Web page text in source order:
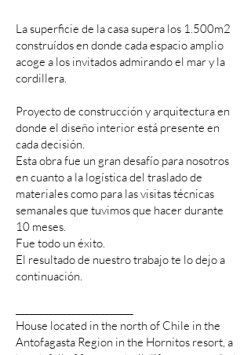
La superficie de la casa supera los 1.500m2
construídos en donde cada espacio amplio
acoge a los invitados admirando el mar y la
cordillera.
Proyecto de construcción y arquitectura en
donde el diseño interior está presente en
cada decisión.
Esta obra fue un gran desafío para nosotros
en cuanto a la logística del traslado de
materiales como para las visitas técnicas
semanales que tuvimos que hacer durante
10 meses.
Fue todo un éxito.
El resultado de nuestro trabajo te lo dejo a
continuación.
House located in the north of Chile in the
Antofagasta Region in the Hornitos resort, a